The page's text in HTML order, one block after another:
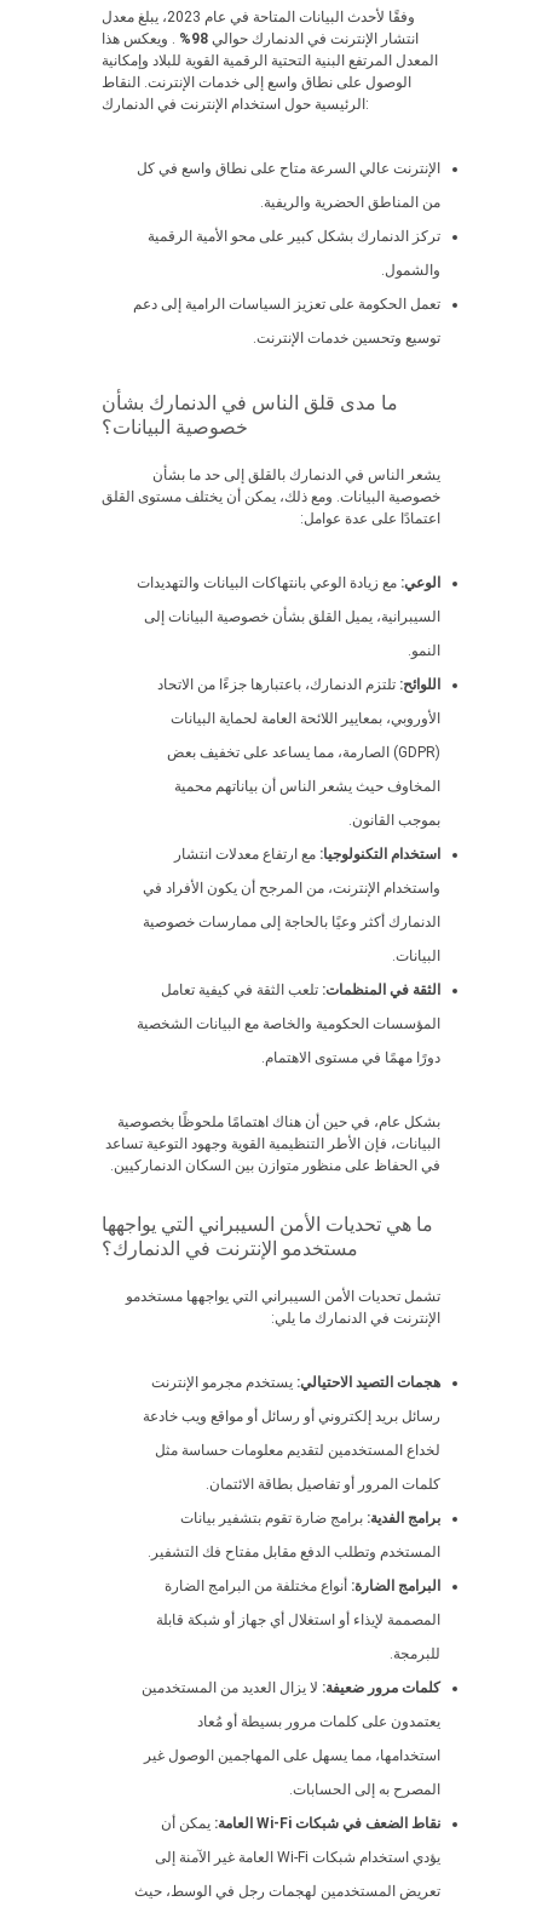
وفقًا لأحدث البيانات المتاحة في عام 2023، يبلغ معدل
انتشار الإنترنت في الدنمارك حوالي 98%
. ويعكس هذا
المعدل المرتفع البنية التحتية الرقمية القوية للبلاد وإمكانية
الوصول على نطاق واسع إلى خدمات الإنترنت. النقاط
الرئيسية حول استخدام الإنترنت في الدنمارك:
الإنترنت عالي السرعة متاح على نطاق واسع في كل
من المناطق الحضرية والريفية.
تركز الدنمارك بشكل كبير على محو الأمية الرقمية
والشمول.
تعمل الحكومة على تعزيز السياسات الرامية إلى دعم
توسيع وتحسين خدمات الإنترنت.
ما مدى قلق الناس في الدنمارك بشأن
خصوصية البيانات؟
يشعر الناس في الدنمارك بالقلق إلى حد ما بشأن
خصوصية البيانات. ومع ذلك، يمكن أن يختلف مستوى القلق
اعتمادًا على عدة عوامل:
الوعي: مع زيادة الوعي بانتهاكات البيانات والتهديدات
السيبرانية، يميل القلق بشأن خصوصية البيانات إلى
النمو.
اللوائح: تلتزم الدنمارك، باعتبارها جزءًا من الاتحاد
الأوروبي، بمعايير اللائحة العامة لحماية البيانات
(GDPR) الصارمة، مما يساعد على تخفيف بعض
المخاوف حيث يشعر الناس أن بياناتهم محمية
بموجب القانون.
استخدام التكنولوجيا: مع ارتفاع معدلات انتشار
واستخدام الإنترنت، من المرجح أن يكون الأفراد في
الدنمارك أكثر وعيًا بالحاجة إلى ممارسات خصوصية
البيانات.
الثقة في المنظمات: تلعب الثقة في كيفية تعامل
المؤسسات الحكومية والخاصة مع البيانات الشخصية
دورًا مهمًا في مستوى الاهتمام.
بشكل عام، في حين أن هناك اهتمامًا ملحوظًا بخصوصية
البيانات، فإن الأطر التنظيمية القوية وجهود التوعية تساعد
في الحفاظ على منظور متوازن بين السكان الدنماركيين.
ما هي تحديات الأمن السيبراني التي يواجهها
مستخدمو الإنترنت في الدنمارك؟
تشمل تحديات الأمن السيبراني التي يواجهها مستخدمو
الإنترنت في الدنمارك ما يلي:
هجمات التصيد الاحتيالي: يستخدم مجرمو الإنترنت
رسائل بريد إلكتروني أو رسائل أو مواقع ويب خادعة
لخداع المستخدمين لتقديم معلومات حساسة مثل
كلمات المرور أو تفاصيل بطاقة الائتمان.
برامج الفدية: برامج ضارة تقوم بتشفير بيانات
المستخدم وتطلب الدفع مقابل مفتاح فك التشفير.
البرامج الضارة: أنواع مختلفة من البرامج الضارة
المصممة لإيذاء أو استغلال أي جهاز أو شبكة قابلة
للبرمجة.
كلمات مرور ضعيفة: لا يزال العديد من المستخدمين
يعتمدون على كلمات مرور بسيطة أو مُعاد
استخدامها، مما يسهل على المهاجمين الوصول غير
المصرح به إلى الحسابات.
نقاط الضعف في شبكات Wi-Fi العامة:
يمكن أن
يؤدي استخدام شبكات Wi-Fi العامة غير الآمنة إلى
تعريض المستخدمين لهجمات رجل في الوسط، حيث